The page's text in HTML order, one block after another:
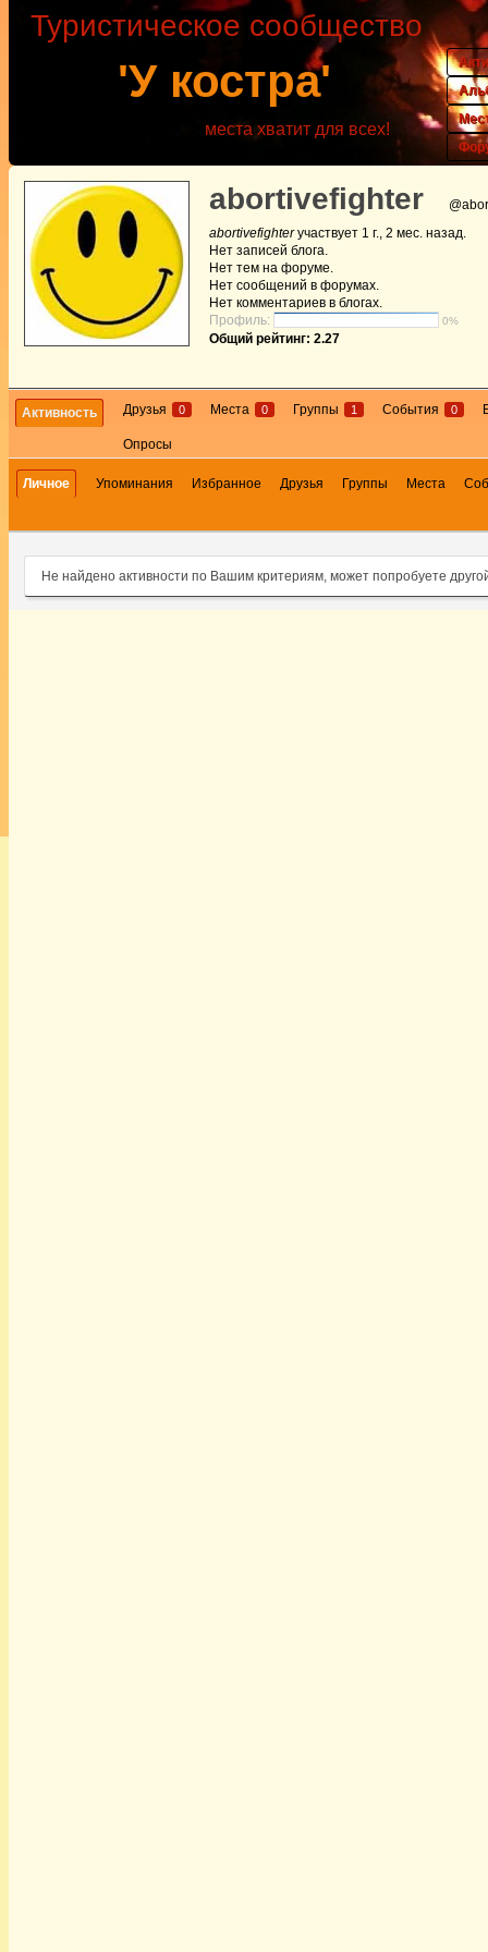
'У костра'
Туристическое сообщество
места хватит для всех!
abortivefighter
abortivefighterучаствует 1 г., 2 мес. назад.
Нет записей блога.
Нет тем на форуме.
Нет сообщений в форумах.
Нет комментариев в блогах.
Профиль:
0%
Общий рейтинг: 2.27
Активность Друзья 0 Места 0 Группы 1 События 0
Опросы
Личное Упоминания Избранное Друзья Группы Места
Не найдено активности по Вашим критериям, может попробуете